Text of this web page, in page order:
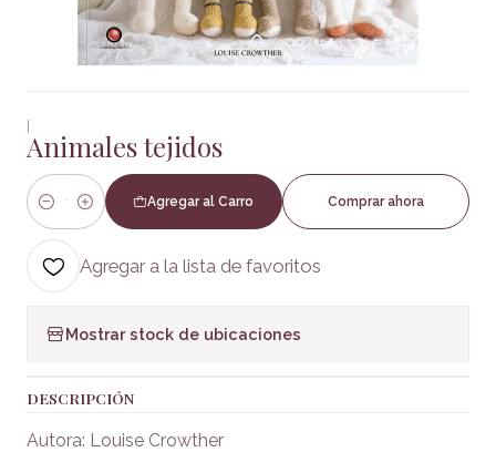
|
Animales tejidos
Cantidad
Agregar al Carro Comprar ahora
Agregar a la lista de favoritos
Mostrar stock de ubicaciones
DESCRIPCIÓN
Autora: Louise Crowther